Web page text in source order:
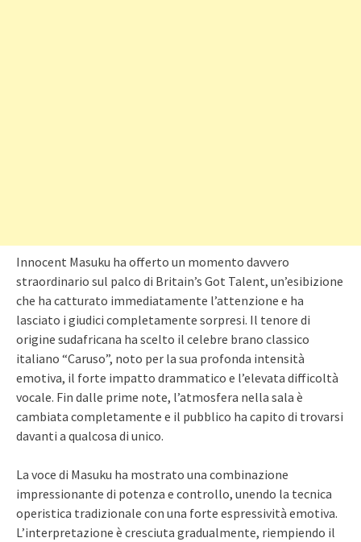
Innocent Masuku ha offerto un momento davvero
straordinario sul palco di Britain’s Got Talent, un’esibizione
che ha catturato immediatamente l’attenzione e ha
lasciato i giudici completamente sorpresi. Il tenore di
origine sudafricana ha scelto il celebre brano classico
italiano “Caruso”, noto per la sua profonda intensità
emotiva, il forte impatto drammatico e l’elevata difficoltà
vocale. Fin dalle prime note, l’atmosfera nella sala è
cambiata completamente e il pubblico ha capito di trovarsi
davanti a qualcosa di unico.
La voce di Masuku ha mostrato una combinazione
impressionante di potenza e controllo, unendo la tecnica
operistica tradizionale con una forte espressività emotiva.
L’interpretazione è cresciuta gradualmente, riempiendo il